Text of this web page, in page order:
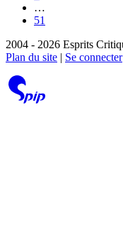
…
51
2004 - 2026 Esprits
Plan du site | Se connecter